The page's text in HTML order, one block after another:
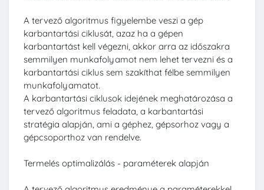
A tervező algoritmus figyelembe veszi a gép
karbantartási ciklusát, azaz ha a gépen
karbantartást kell végezni, akkor arra az időszakra
semmilyen munkafolyamot nem lehet tervezni és a
karbantartási ciklus sem szakíthat félbe semmilyen
munkafolyamatot.
A karbantartási ciklusok idejének meghatározása a
tervező algoritmus feladata, a karbantartási
stratégia alapján, ami a géphez, gépsorhoz vagy a
gépcsoporthoz van rendelve.
Termelés optimalizálás - paraméterek alapján